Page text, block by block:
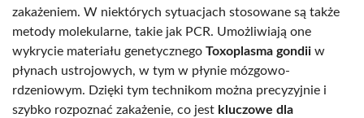
zakażeniem. W niektórych sytuacjach stosowane są także
metody molekularne, takie jak PCR. Umożliwiają one
wykrycie materiału genetycznego Toxoplasma gondii w
płynach ustrojowych, w tym w płynie mózgowo-
rdzeniowym. Dzięki tym technikom można precyzyjnie i
szybko rozpoznać zakażenie, co jest kluczowe dla